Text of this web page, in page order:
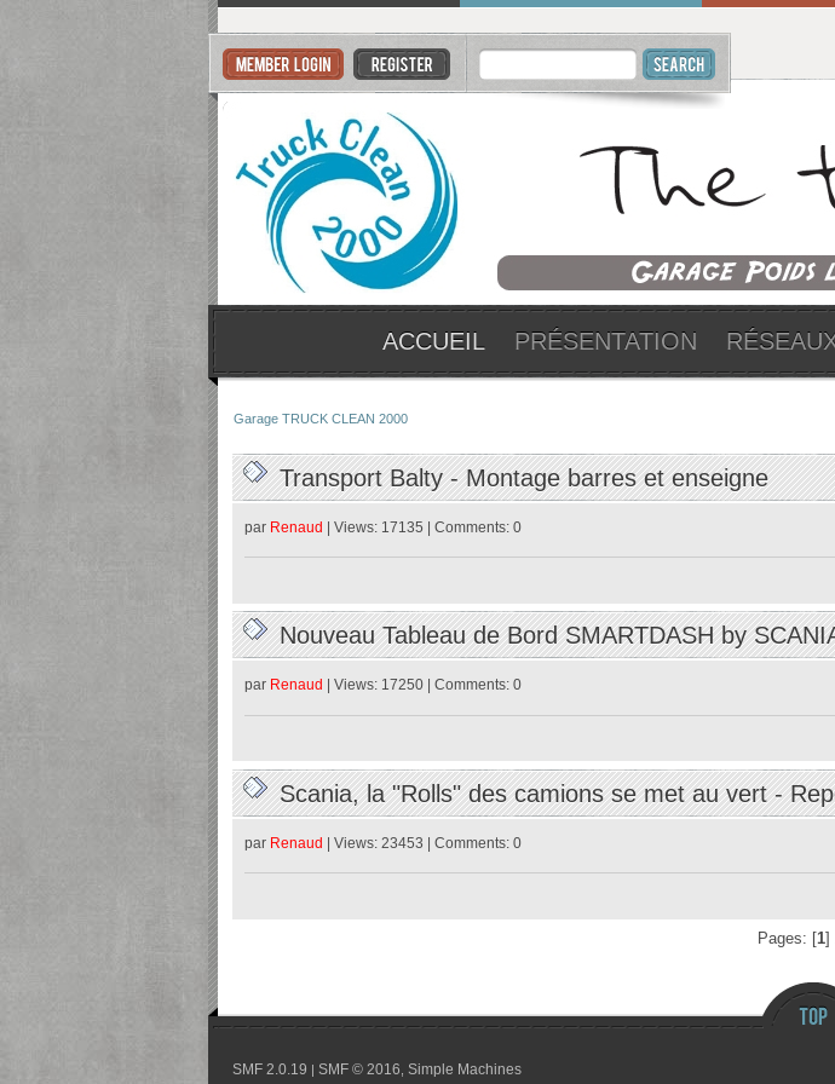
ACCUEIL PRÉSENTATION
Garage TRUCK CLEAN 2000
Transport Balty - Montage barres et enseigne
par Renaud | Views: 17135 | Comments: 0
Nouveau Tableau de Bord SMARTDASH by
par Renaud | Views: 17250 | Comments: 0
Scania, la "Rolls" des camions se met au vert -
par Renaud | Views: 23453 | Comments: 0
Pages: [1]
SMF 2.0.19 | SMF © 2016 Simple Machines